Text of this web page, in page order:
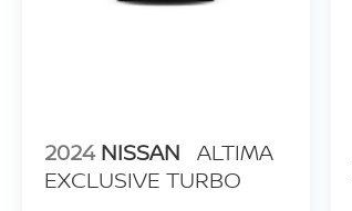
2024 NISSAN ALTIMA
EXCLUSIVE TURBO